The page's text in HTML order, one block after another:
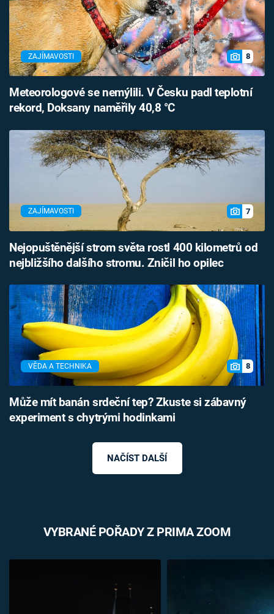
ZAJÍMAVOSTI 8
Meteorologové se nemýlili. V Česku padl teplotní
rekord, Doksany naměřily 40,8 °C
ZAJÍMAVOSTI 7
Nejopuštěnější strom světa rostl 400 kilometrů od
nejbližšího dalšího stromu. Zničil ho opilec
VĚDA A TECHNIKA 8
Může mít banán srdeční tep? Zkuste si zábavný
experiment s chytrými hodinkami
NAČÍST DALŠÍ
VYBRANÉ POŘADY Z PRIMA ZOOM